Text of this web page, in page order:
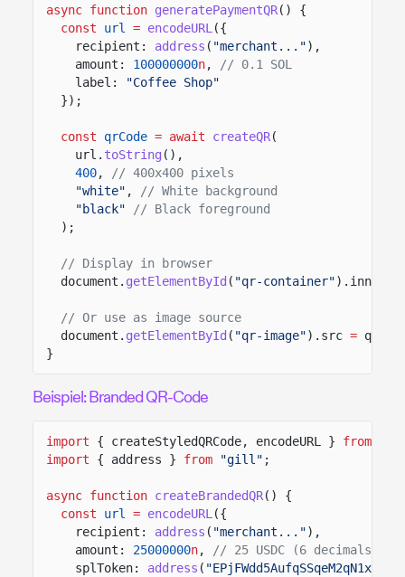
async function generatePaymentQR() {
const
url = encodeURL ({
recipient:
address ( "merchant..."),
amount:
100000000n,
// 0.1 SOL
label:
"Coffee Shop"
});
const qrCode = await createQR(
url. toString (),
400,
// 400x400 pixels
"white" ,
// White background
"black"
// Black foreground
);
// Display in browser
document. getElementById ( "qr-container"
// Or use as image source
document. getElementById ( "qr-image").src =
}
Beispiel: Branded QR-Code
import { createStyledQRCode, encodeURL } from
import
{ address } from "gill" ;
async function createBrandedQR() {
const
url = encodeURL ({
recipient:
address ( "merchant..."),
amount:
25000000n,
// 25 USDC (6 decimals)
splToken:
address (